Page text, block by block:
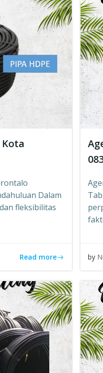
Kota
Dalam
fleksibilitas
Read more by